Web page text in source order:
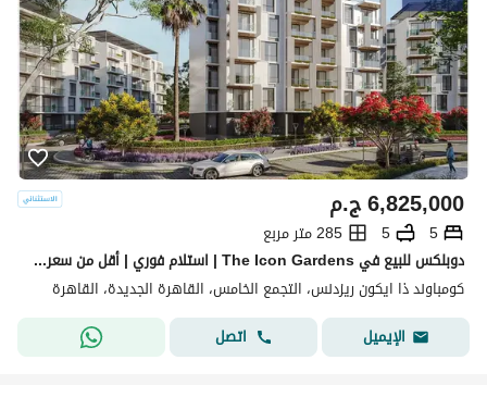
ج.م6,825,000
5
5
285 متر مربع
دوبلكس للبيع في The Icon Gardens | استلام فوري | أقل من سعر الشركة بـ 2.5 مليون | أقساط حتى 5 سنوات
كومباوند ذا ايكون ريزدنس، التجمع الخامس، القاهرة الجديدة، القاهرة
الإيميل
اتصل